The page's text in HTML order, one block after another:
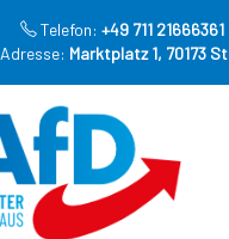
Telefon: +49 711 21666361
Adresse: Marktplatz 1, 70173